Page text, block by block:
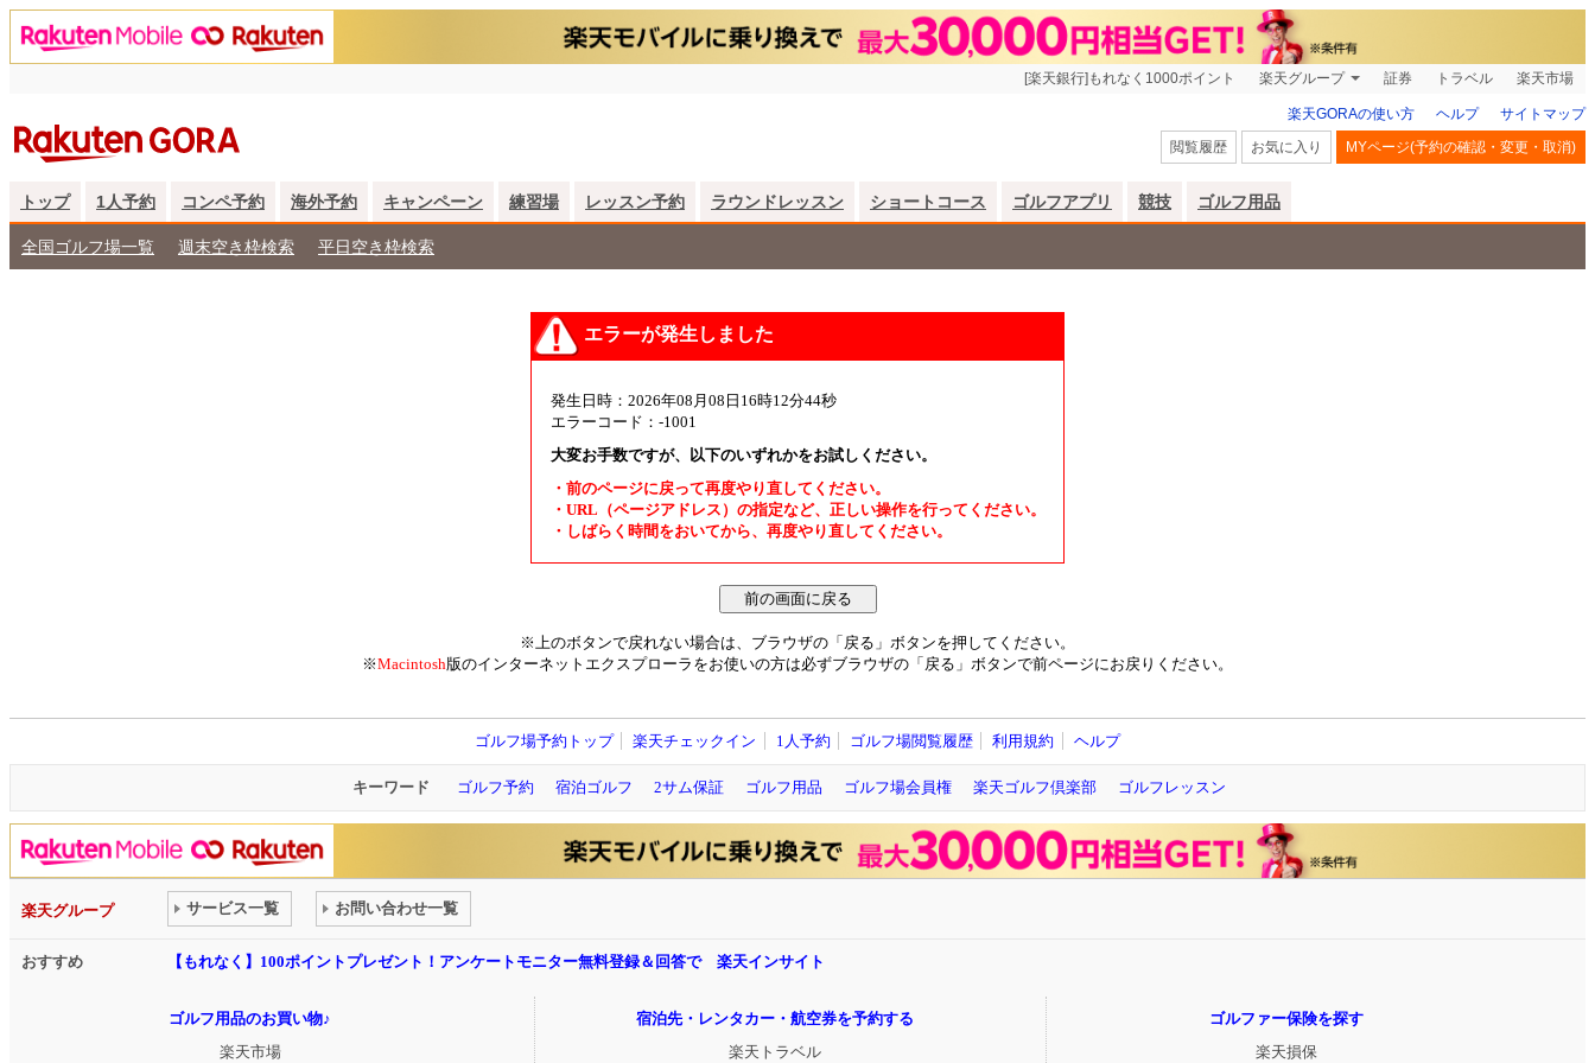
[楽天銀行]もれなく1000ポイント 楽天グループ 証券 トラベル 楽天市場
楽天GORAの使い方 ヘルプ
サイトマップ
閲覧履歴
お気に入り MYページ(予約の確認・変更・取消)
トップ 1人予約 コンペ予約 海外予約 キャンペーン 練習場 レッスン予約 ラウンドレッスン ショートコース ゴルフアプリ 競技 ゴルフ用品
全国ゴルフ場一覧 週末空き枠検索 平日空き枠検索
エラーが発生しました
発生日時：2026年08月08日16時12分44秒
エラーコード：-1001
大変お手数ですが、以下のいずれかをお試しください。
・前のページに戻って再度やり直してください。
・URL（ページアドレス）の指定など、正しい操作を行ってください。
・しばらく時間をおいてから、再度やり直してください。
※上のボタンで戻れない場合は、ブラウザの「戻る」ボタンを押してください。
※Macintosh版のインターネットエクスプローラをお使いの方は必ずブラウザの「戻る」ボタンで前ページにお戻りください。
ゴルフ場予約トップ 楽天チェックイン 1人予約 ゴルフ場閲覧履歴 利用規約 ヘルプ
キーワード ゴルフ予約 宿泊ゴルフ 2サム保証 ゴルフ用品 ゴルフ場会員権 楽天ゴルフ倶楽部 ゴルフレッスン
楽天グループ サービス一覧 お問い合わせ一覧
おすすめ 【もれなく】100ポイントプレゼント！アンケートモニター無料登録＆回答で 楽天インサイト
ゴルフ用品のお買い物♪
楽天市場
宿泊先・レンタカー・航空券を予約する
楽天トラベル
ゴルファー保険を探す
楽天損保